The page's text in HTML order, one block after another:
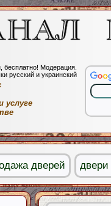
бесплатно! Модерация.
русский и украинский
услуге
дверей